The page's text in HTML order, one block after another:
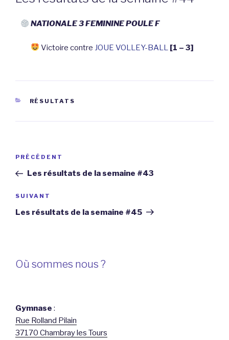
NATIONALE 3 FEMININE POULE F
Victoire contre JOUE VOLLEY-BALL [1 – 3]
CATÉGORIES
RÉSULTATS
Navigation
l’article
Article
précédent
PRÉCÉDENT
Les résultats de la semaine #43
Article
suivant
SUIVANT
Les résultats de la semaine #45
Où sommes nous ?
Gymnase :
Rue Rolland Pilain
37170 Chambray les Tours